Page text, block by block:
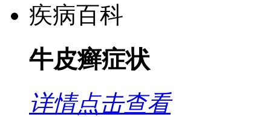
疾病百科
牛皮癣症状
详情点击查看